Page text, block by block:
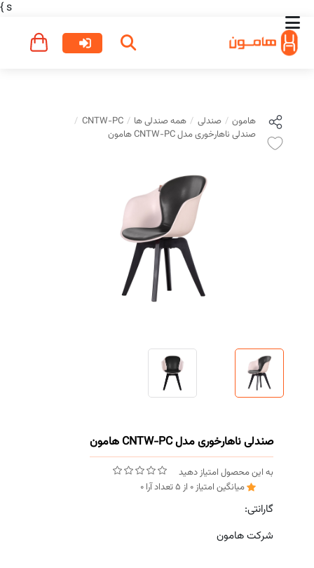
s
}
صندلی ناهارخوری مدل CNTW-PC هامون
به این محصول امتیاز دهید
میانگین امتیاز0 از 5تعداد آرا 0
گارانتی:
شرکت هامون
هامون صندلی همه صندلی ها
CNTW-PC
صندلی ناهارخوری مدل CNTW-PC هامون